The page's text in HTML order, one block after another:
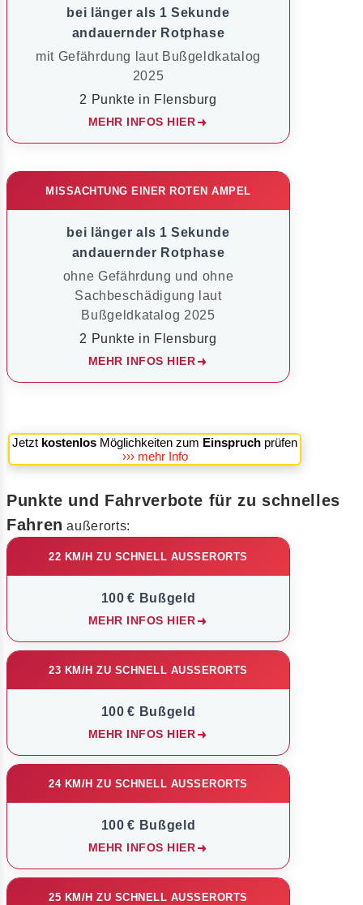
bei länger als 1 Sekunde
andauernder Rotphase
mit Gefährdung laut Bußgeldkatalog
2025
2 Punkte in Flensburg
MEHR INFOS HIER
MISSACHTUNG EINER ROTEN AMPEL
bei länger als 1 Sekunde
andauernder Rotphase
ohne Gefährdung und ohne
Sachbeschädigung laut
Bußgeldkatalog 2025
2 Punkte in Flensburg
MEHR INFOS HIER
Jetzt kostenlos Möglichkeiten zum Einspruch prüfen
››› mehr Info
Punkte und Fahrverbote für zu schnelles
Fahren außerorts:
22 KM/H ZU SCHNELL AUSSERORTS
100 € Bußgeld
MEHR INFOS HIER
23 KM/H ZU SCHNELL AUSSERORTS
100 € Bußgeld
MEHR INFOS HIER
24 KM/H ZU SCHNELL AUSSERORTS
100 € Bußgeld
MEHR INFOS HIER
25 KM/H ZU SCHNELL AUSSERORTS